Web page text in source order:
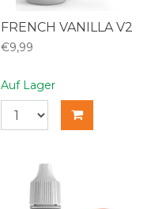
FRENCH VANILLA V2
€9,99
Auf Lager